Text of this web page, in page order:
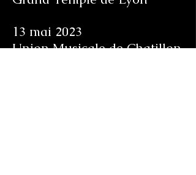
13 mai 2023
Union Musicale de Chatillon